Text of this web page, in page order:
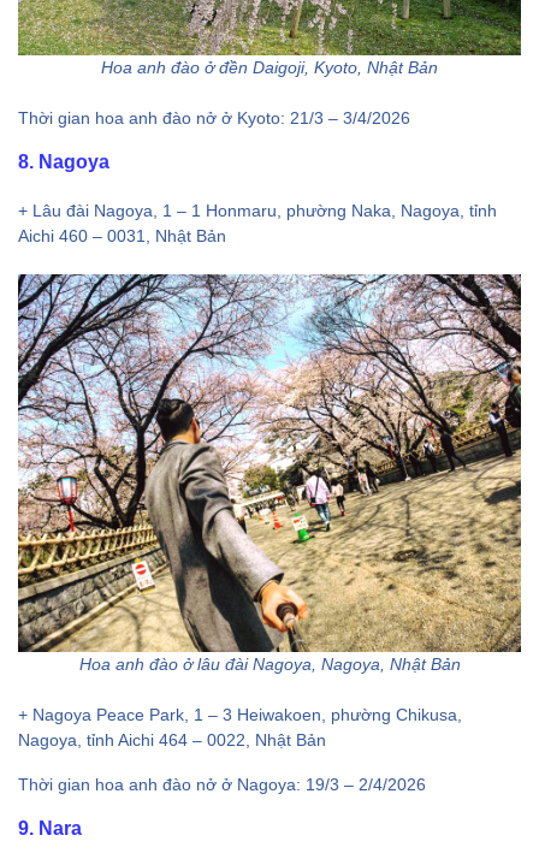
Hoa anh đào ở đền Daigoji, Kyoto, Nhật Bản
Thời gian hoa anh đào nở ở Kyoto: 21/3 – 3/4/2026
8. Nagoya
+ Lâu đài Nagoya, 1 – 1 Honmaru, phường Naka, Nagoya, tỉnh
Aichi 460 – 0031, Nhật Bản
Hoa anh đào ở lâu đài Nagoya, Nagoya, Nhật Bản
+ Nagoya Peace Park, 1 – 3 Heiwakoen, phường Chikusa,
Nagoya, tỉnh Aichi 464 – 0022, Nhật Bản
Thời gian hoa anh đào nở ở Nagoya: 19/3 – 2/4/2026
9. Nara